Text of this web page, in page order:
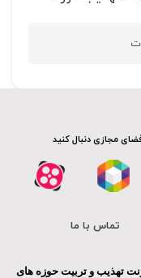
مجازی دنبال کنید
تماس با ما
تهذیب و تربیت حوزه های